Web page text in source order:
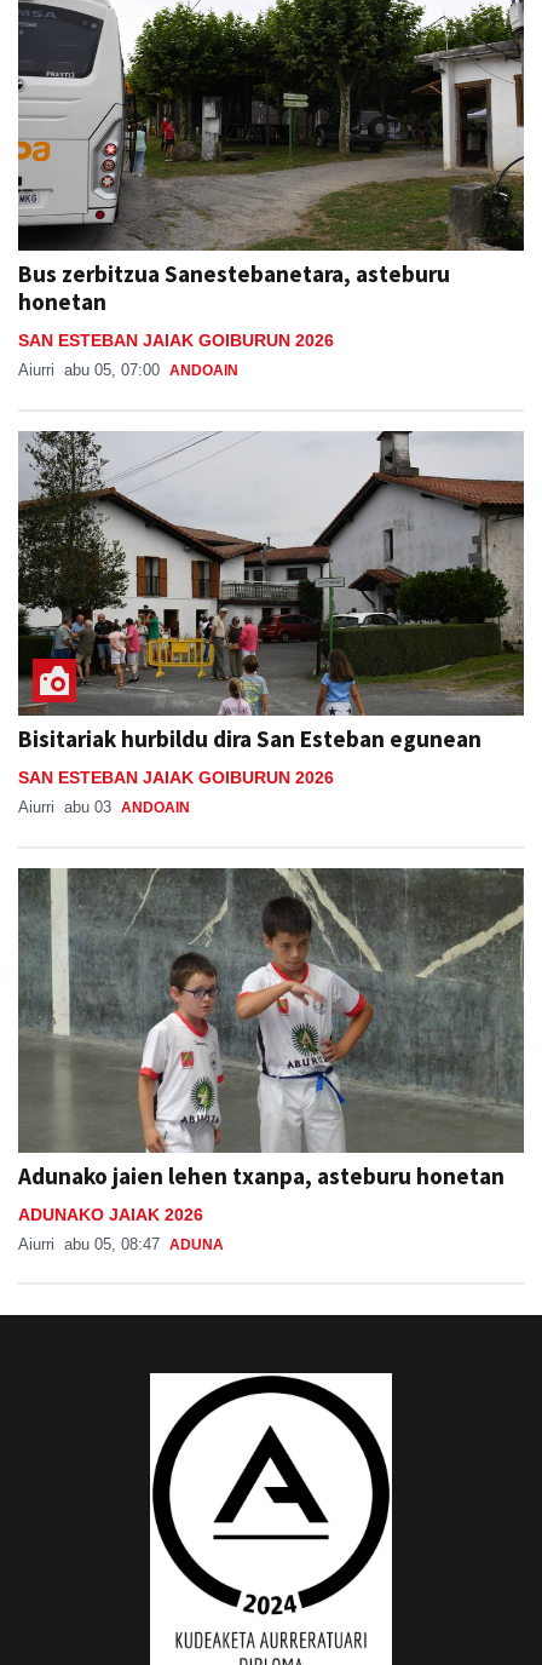
Bus zerbitzua Sanestebanetara, asteburu
honetan
SAN ESTEBAN JAIAK GOIBURUN 2026
Aiurri abu 05, 07:00 ANDOAIN
Bisitariak hurbildu dira San Esteban egunean
SAN ESTEBAN JAIAK GOIBURUN 2026
Aiurri abu 03 ANDOAIN
Adunako jaien lehen txanpa, asteburu honetan
ADUNAKO JAIAK 2026
Aiurri abu 05, 08:47 ADUNA